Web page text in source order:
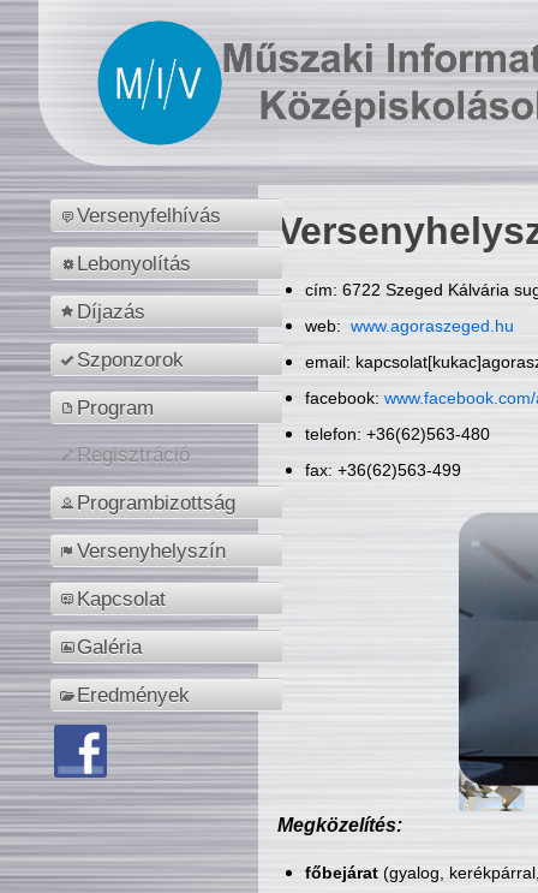
Versenyfelhívás
Lebonyolítás
Díjazás
Szponzorok
Program
Regisztráció
Programbizottság
Versenyhelyszín
Kapcsolat
Galéria
Eredmények
cím: 6722 Szeged Kálvária
web: www.agoraszeged.hu
email:
facebook:
telefon: +36(62)563-480
fax: +36(62)563-499
Megközelítés:
főbejárat(gyalog,